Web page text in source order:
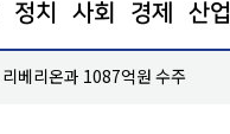
정치 사회 경제 산업